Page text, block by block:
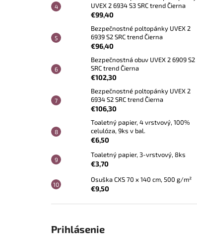
UVEX 2 6934 S3 SRC trend Čierna
€99,40
Bezpečnostné poltopánky UVEX 2
6939 S2 SRC trend Čierna
€96,40
Bezpečnostná obuv UVEX 2 6909 S2
SRC trend Čierna
€102,30
Bezpečnostné poltopánky UVEX 2
6934 S2 SRC trend Čierna
€106,30
Toaletný papier, 4 vrstvový, 100%
celulóza, 9ks v bal.
€6,50
Toaletný papier, 3-vrstvový, 8ks
€3,70
Osuška CXS 70 x 140 cm, 500 g/m²
€9,50
Prihlásenie